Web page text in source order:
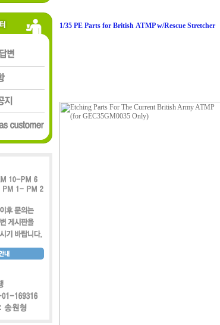
1/35 PE Parts for British ATMP w/Rescue Stretcher